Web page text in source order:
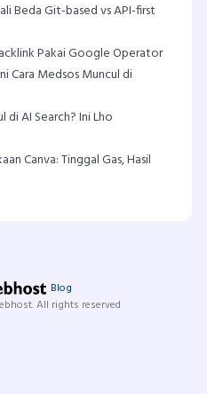
Beda Git-based vs API-first
Pakai Google Operator
Cara Medsos Muncul di
di AI Search? Ini Lho
Canva: Tinggal Gas, Hasil
Blog
All rights reserved